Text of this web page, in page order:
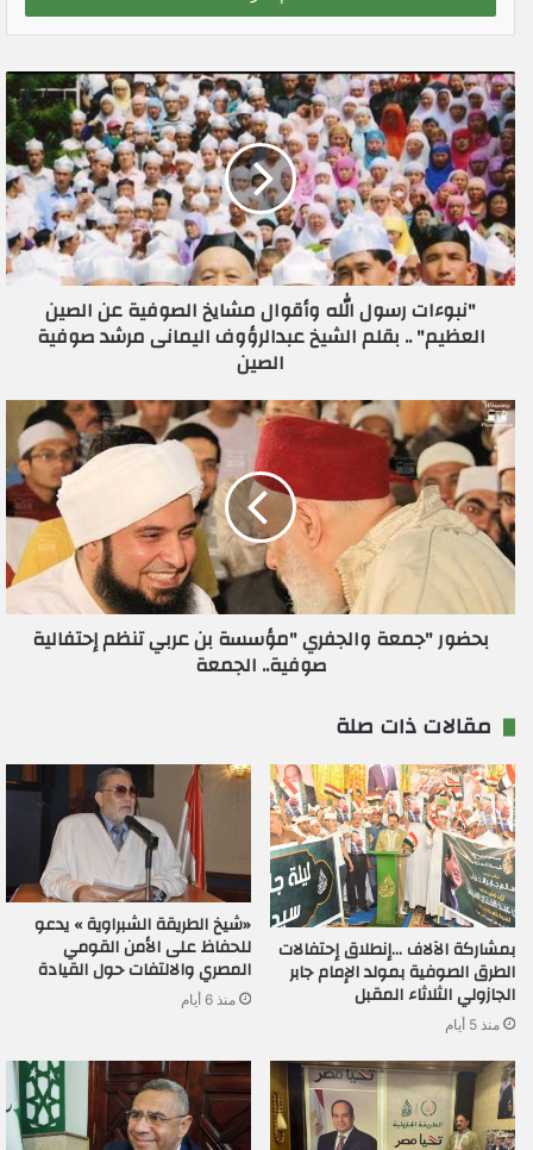
ب
ي
د
ك
ا
ل
إ
ل
ك
ت
"نبوءات رسول الله وأقوال مشايخ الصوفية عن الصين
العظيم" .. بقلم الشيخ عبدالرؤوف اليمانى مرشد صوفية
الصين
بحضور "جمعة والجفري "مؤسسة بن عربي تنظم إحتفالية
صوفية.. الجمعة
مقالات ذات صلة
بمشاركة الآلاف …إنطلاق إحتفالات
الطرق الصوفية بمولد الإمام جابر
الجازولي الثلاثاء المقبل
منذ 5 أيام
«شيخ الطريقة الشبراوية » يدعو
للحفاظ على الأمن القومي
المصري والالتفات حول القيادة
منذ 6 أيام